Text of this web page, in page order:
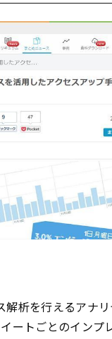
解析を行えるアナ
ートごとのインプ